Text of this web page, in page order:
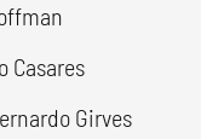
Casares
Girves